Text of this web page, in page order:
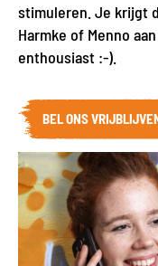
stimuleren. Je krijgt
Harmke of Menno
enthousiast :-).
BEL ONS